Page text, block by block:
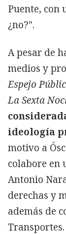
Puente, con
¿no?".
A pesar de
medios y
Espejo
La Sexta
ideología
motivo a
colabore en
Antonio
derechas y
además de
Transportes.